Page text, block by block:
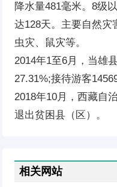
降水量481毫米。8级
达128天。主要自然灾
虫灾、鼠灾等。
2014年1至6月，当雄
27.31%;接待游客
2018年10月，西藏自
退出贫困县（区）。
相关网站